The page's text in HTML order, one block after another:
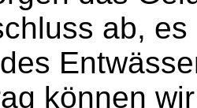
ab,
können